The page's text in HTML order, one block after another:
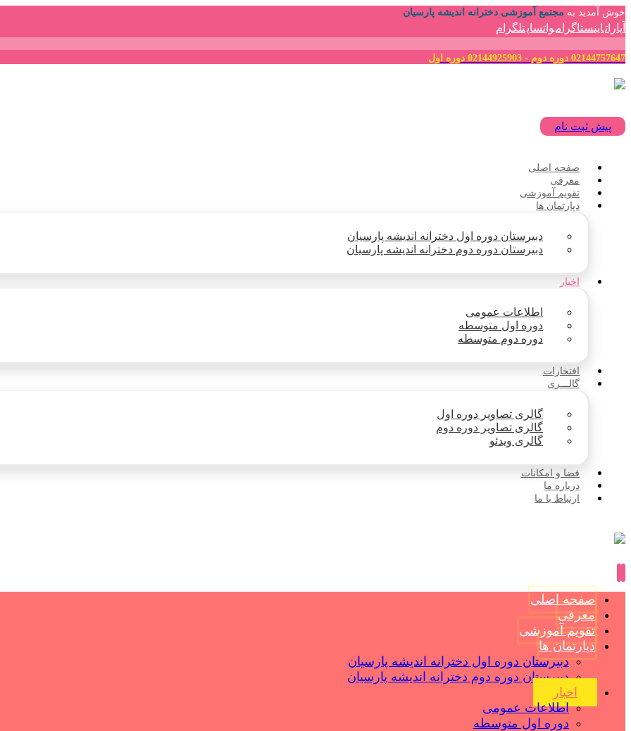
خوش آمدید به مجتمع آموزشی دخترانه اندیشه پارسیان
آپاراتاینستاگرامواتساپتلگرام
02144757647 دوره دوم - 02144925903 دوره اول
پیش ثبت نام
صفحه اصلی
معرفی
تقویم آموزشی
دپارتمان ها
دبیرستان دوره اول دخترانه اندیشه پارسیان
دبیرستان دوره دوم دخترانه اندیشه پارسیان
اخبار
اطلاعات عمومی
دوره اول متوسطه
دوره دوم متوسطه
افتخارات
گالـــری
گالری تصاویر دوره اول
گالری تصاویر دوره دوم
گالری ویدئو
فضا و امکانات
درباره ما
ارتباط با ما
صفحه اصلی
معرفی
تقویم آموزشی
دپارتمان ها
دبیرستان دوره اول دخترانه اندیشه پارسیان
دبیرستان دوره دوم دخترانه اندیشه پارسیان
اخبار
اطلاعات عمومی
دوره اول متوسطه